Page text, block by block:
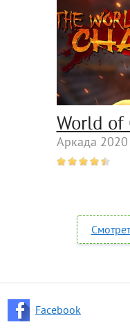
World of
Аркада 2020
Facebook